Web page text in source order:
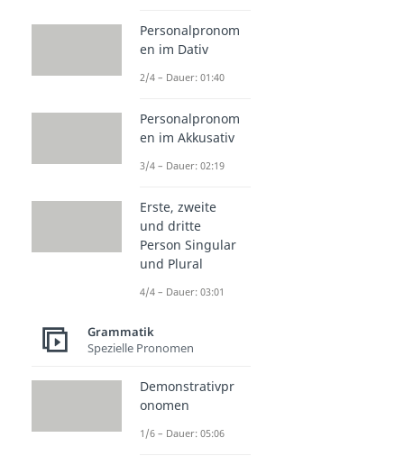
Personalpronom
en im Dativ
2/4 – Dauer: 01:40
Personalpronom
en im Akkusativ
3/4 – Dauer: 02:19
Erste, zweite
und dritte
Person Singular
und Plural
4/4 – Dauer: 03:01
Grammatik
Spezielle Pronomen
Demonstrativpr
onomen
1/6 – Dauer: 05:06